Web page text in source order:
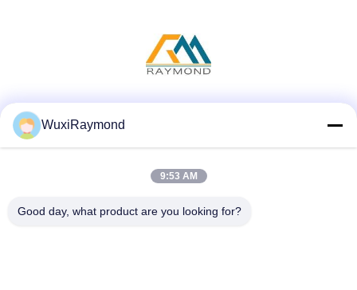
Μέσα Κοινωνικής Δικτύωσης
WuxiRaymond
9:53 AM
Good day, what product are you looking for?